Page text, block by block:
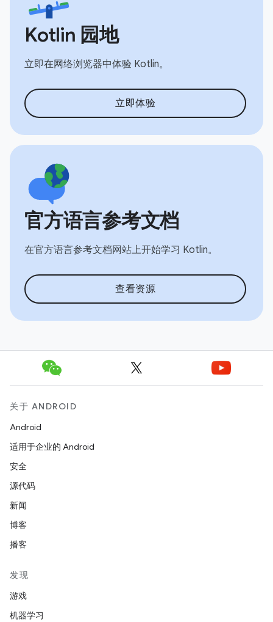
Kotlin 园地
立即在网络浏览器中体验 Kotlin。
立即体验
官方语言参考文档
在官方语言参考文档网站上开始学习 Kotlin。
查看资源
关于 ANDROID
Android
适用于企业的 Android
安全
源代码
新闻
博客
播客
发现
游戏
机器学习